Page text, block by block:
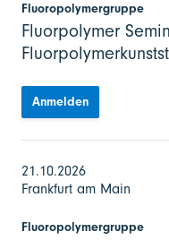
Fluoropolymergruppe
Fluorpolymer
Anmelden
21.10.2026
Frankfurt am Main
Fluoropolymergruppe